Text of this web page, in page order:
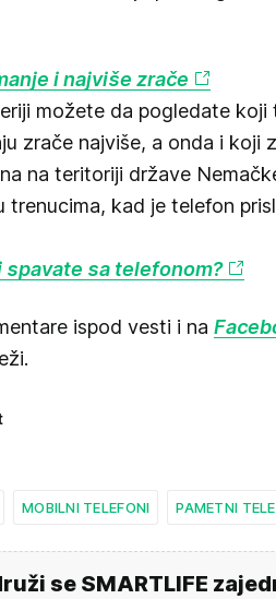
i najviše zrače
možete da pogledate koji
zrače najviše, a onda i koji
na teritoriji države
trenucima, kad je telefon
spavate sa telefonom?
ispod vesti i na
MOBILNI TELEFONI PAMETNI
se SMARTLIFE